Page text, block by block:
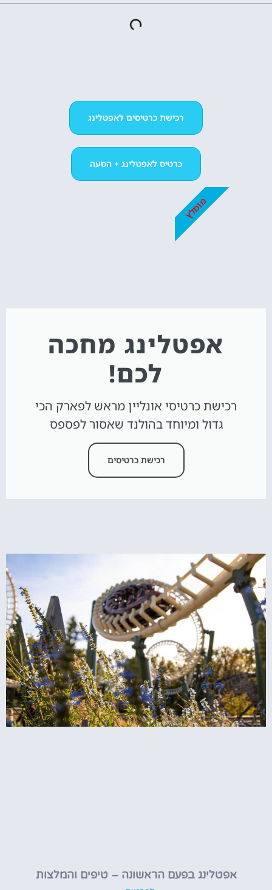
רכישת כרטיסים לאפטלינג
כרטיס לאפטלינג + הסעה
אפטלינג מחכה
לכם!
רכישת כרטיסי אונליין מראש לפארק הכי
גדול ומיוחד בהולנד שאסור לפספס
רכישת כרטיסים
מומלץ
אפטלינג בפעם הראשונה – טיפים והמלצות